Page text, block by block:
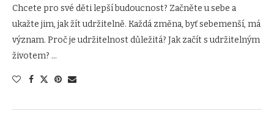
Chcete pro své děti lepší budoucnost? Začněte u sebe a
ukažte jim, jak žít udržitelně. Každá změna, byť sebemenší, má
význam. Proč je udržitelnost důležitá? Jak začít s udržitelným
životem? …